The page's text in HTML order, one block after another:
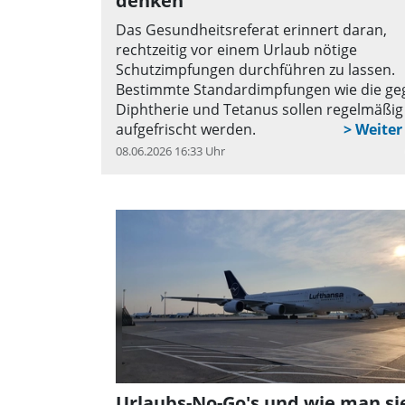
Das Gesundheitsreferat erinnert daran,
rechtzeitig vor einem Urlaub nötige
Schutzimpfungen durchführen zu lassen.
Bestimmte Standardimpfungen wie die
Diphtherie und Tetanus sollen regelmäßig
aufgefrischt werden.
08.06.2026 16:33 Uhr